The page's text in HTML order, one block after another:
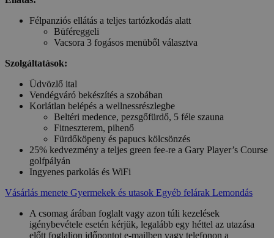
Félpanziós ellátás a teljes tartózkodás alatt
Büféreggeli
Vacsora 3 fogásos menüből választva
Szolgáltatások:
Üdvözlő ital
Vendégváró bekészítés a szobában
Korlátlan belépés a wellnessrészlegbe
Beltéri medence, pezsgőfürdő, 5 féle szauna
Fitneszterem, pihenő
Fürdőköpeny és papucs kölcsönzés
25% kedvezmény a teljes green fee-re a Gary Player’s Course
golfpályán
Ingyenes parkolás és WiFi
Vásárlás menete Gyermekek és utasok Egyéb felárak Lemondás
A csomag árában foglalt vagy azon túli kezelések
igénybevétele esetén kérjük, legalább egy héttel az utazása
előtt foglaljon időpontot e-mailben vagy telefonon a